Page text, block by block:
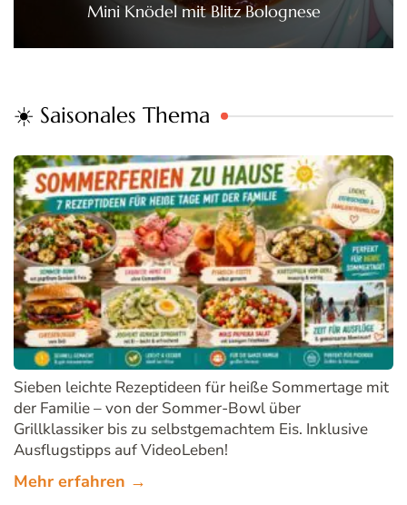
Mini Knödel mit Blitz Bolognese
☀️ Saisonales Thema
Sieben leichte Rezeptideen für heiße Sommertage mit
der Familie – von der Sommer-Bowl über
Grillklassiker bis zu selbstgemachtem Eis. Inklusive
Ausflugstipps auf VideoLeben!
Mehr erfahren →